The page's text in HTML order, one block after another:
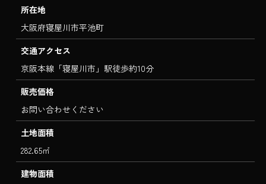
所在地
大阪府寝屋川市平池町
交通アクセス
京阪本線「寝屋川市」駅徒歩約10分
販売価格
お問い合わせください
土地面積
282.65㎡
建物面積